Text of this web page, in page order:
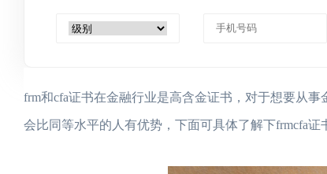
frm和cfa证书在金融行业是高含金证书，对于想要从
会比同等水平的人有优势，下面可具体了解下frmcfa证